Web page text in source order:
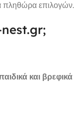
πληθώρα επιλογών.
nest.gr;
και βρεφικά